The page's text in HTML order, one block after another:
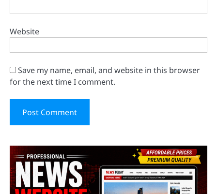
Website
Save my name, email, and website in this browser
for the next time I comment.